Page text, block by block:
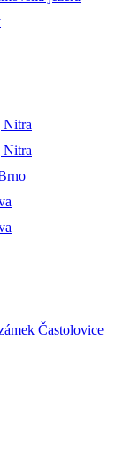
Častolovice